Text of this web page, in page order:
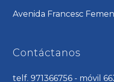
Avenida Francesc
Contáctanos
telf. 971366756 - móvil